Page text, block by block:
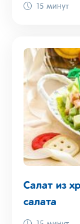
15 минут
Салат из
салата